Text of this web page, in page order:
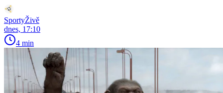
SportyŽivě
dnes, 17:10
4 min